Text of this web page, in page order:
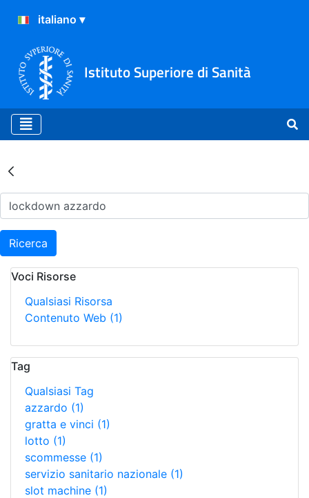
Istituto Superiore di Sanità
Risultati della Ricerca -
Ricerca
Voci Risorse
Qualsiasi Risorsa
Contenuto Web (1)
Tag
Qualsiasi Tag
azzardo (1)
gratta e vinci (1)
lotto (1)
scommesse (1)
servizio sanitario nazionale (1)
slot machine (1)